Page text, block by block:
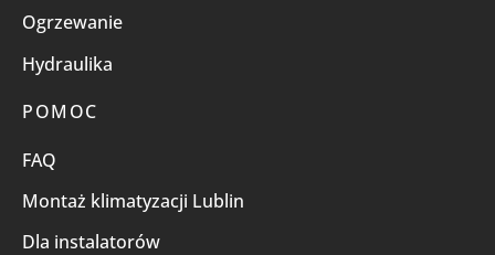
Ogrzewanie
Hydraulika
POMOC
FAQ
Montaż klimatyzacji Lublin
Dla instalatorów